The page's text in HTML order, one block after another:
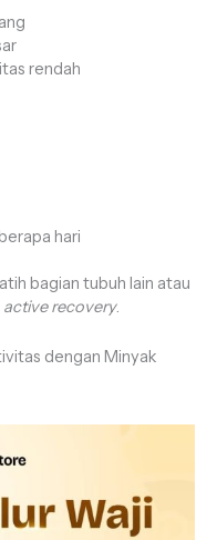
rendah
hari
bagian tubuh lain atau
active recovery.
dengan Minyak